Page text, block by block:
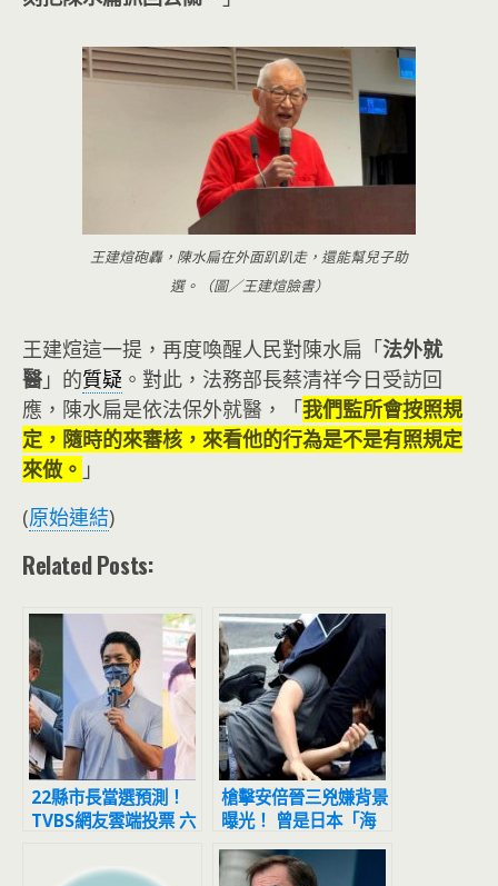
王建煊砲轟，陳水扁在外面趴趴走，還能幫兒子助
選。（圖／王建煊臉書）
王建煊這一提，再度喚醒人民對陳水扁「法外就
醫 」的質疑 。對此，法務部長蔡清祥今日受訪回
應，陳水扁是依法保外就醫，「我們監所會按照規
定，隨時的來審核，來看他的行為是不是有照規定
來做。 」
(原始連結)
Related Posts:
22縣市長當選預測！
TVBS網友雲端投票 六
槍擊安倍晉三兇嫌背景
曝光！ 曾是日本「海
上自衛隊員」